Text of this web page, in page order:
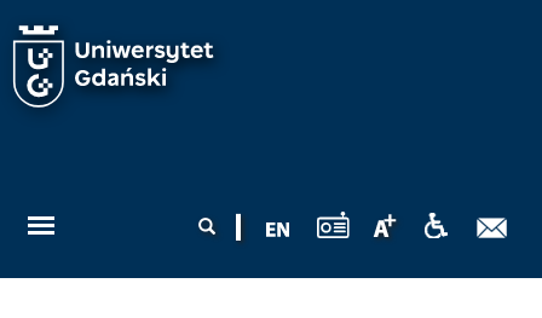
wyszukiwania